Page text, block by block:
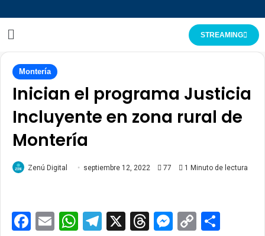
STREAMING
Montería
Inician el programa Justicia
Incluyente en zona rural de
Montería
Zenú Digital septiembre 12, 2022 77 1 Minuto de lectura
Facebook
EmailWhatsApp
Telegram
X ThreadsCopy